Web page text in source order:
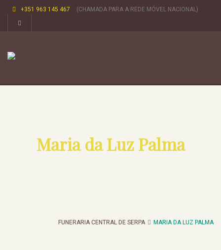
+351 963 145 467 (CHAMADA PARA A REDE MÓVEL NACIONAL)
Maria da Luz Palma
FUNERARIA CENTRAL DE SERPA MARIA DA LUZ PALMA